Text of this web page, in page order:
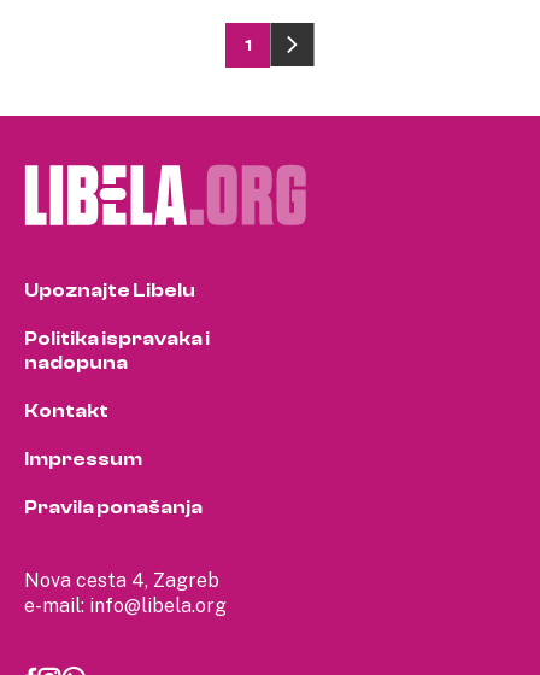
pagination
1
Nova cesta 4, Zagreb
e-mail: info@libela.org
Upoznajte Libelu
Politika ispravaka i
nadopuna
Kontakt
Impressum
Pravila ponašanja